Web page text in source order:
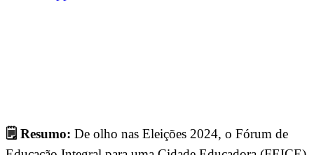
🗒 Resumo: De olho nas Eleições 2024, o Fórum de